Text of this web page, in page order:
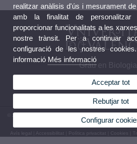
Grau en Biologia
© 2026 UV. - Av. Vicent Andrés Estellés, 19, 46100
73
Avís legal Accessibilitat Política privacitat Cookies
realitzar anàlisis d'ús i mesurament
amb la finalitat de personalitzar
proporcionar funcionalitats a les
nostre trànsit. Per a continuar
configuració de les nostres
informació Més informació
Acceptar tot
Rebutjar tot
Configurar